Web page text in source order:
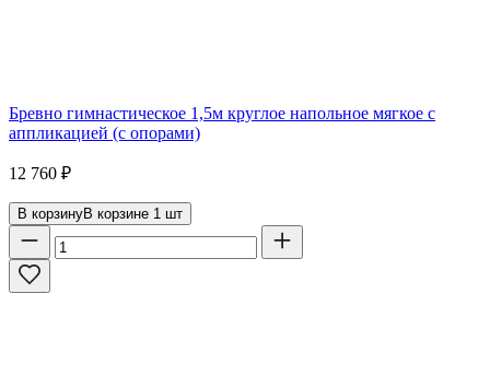
Бревно гимнастическое 1,5м круглое напольное мягкое с
аппликацией (с опорами)
12 760 ₽
В корзинуВ корзине 1 шт